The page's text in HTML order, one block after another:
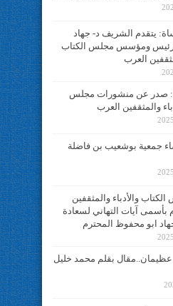
يتقدم الشريف د- جهاد
رئيس ومؤسس مجلس الكتاب
العرب
صدر عن منشورات مجلس
والمثقفين العرب
جمعية بوشعيب بن فاضلة
والأدباء والمثقفين
بأسمى آيات التهاني لسعادة
ابو محفوظ المحترم
بقلم محمد خليل